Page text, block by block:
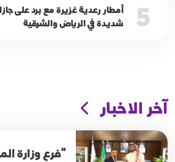
5
أمطار رعدية غزيرة مع برد على
شديدة في الرياض والشرقية
آخر الاخبار
"فرع وزارة